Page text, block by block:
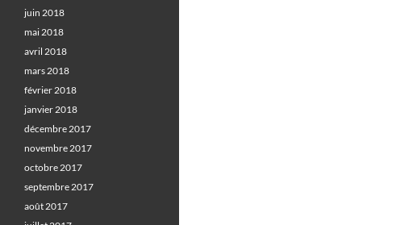
juin 2018
mai 2018
avril 2018
mars 2018
février 2018
janvier 2018
décembre 2017
novembre 2017
octobre 2017
septembre 2017
août 2017